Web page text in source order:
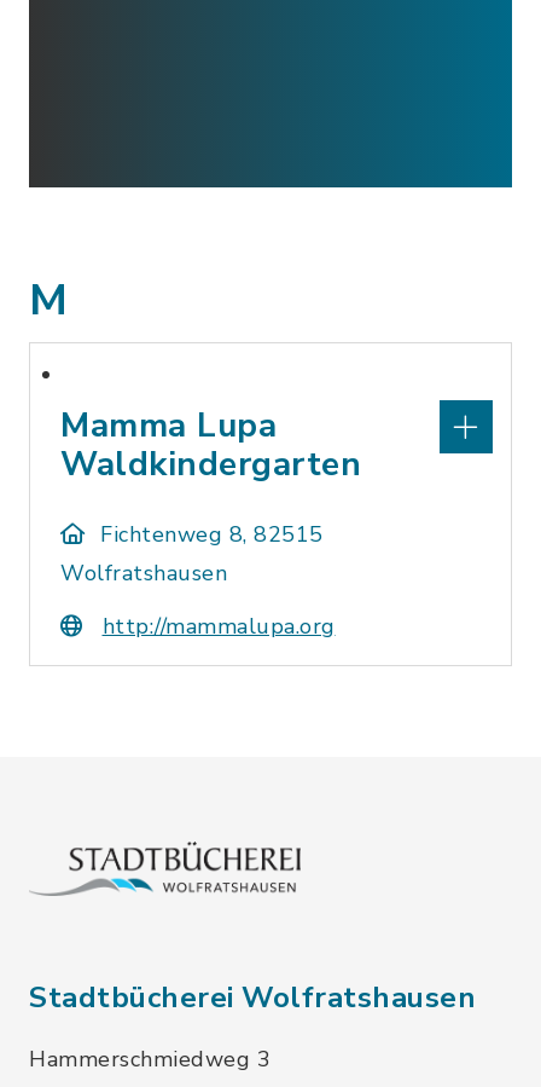
M
Mamma Lupa
Waldkindergarten
Fichtenweg 8, 82515
Wolfratshausen
http://mammalupa.org
Stadtbücherei Wolfratshausen
Hammerschmiedweg 3